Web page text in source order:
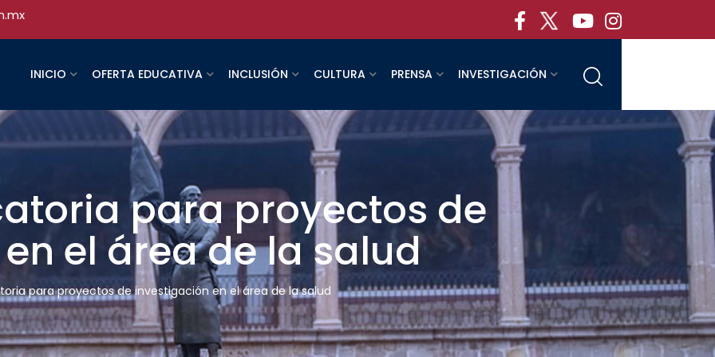
INICIO OFERTA EDUCATIVA INCLUSIÓN CULTURA PRENSA INVESTIGACIÓN
para proyectos de
el área de la salud
para proyectos de investigación en el área de la salud